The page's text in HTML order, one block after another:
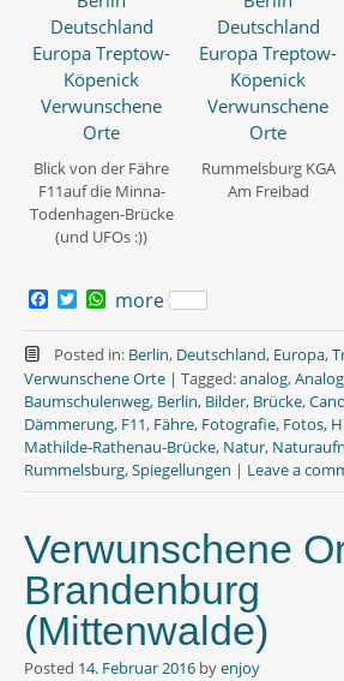
Blick von der Fähre
F11auf die Minna-
Todenhagen-Brücke
(und UFOs :))
Rummelsburg KGA
Am Freibad
c
e
b
o
o
k
T
i
t
t
e
r
W
a
t
s
A
p
p
more
Posted in: Berlin, Deutschland, Europa,
Verwunschene Orte | Tagged:analog,
Baumschulenweg, Berlin, Bilder, Brücke,
Dämmerung, F11, Fähre, Fotografie, Fotos,
Mathilde-Rathenau-Brücke, Natur,
Rummelsburg,Spiegellungen | Leave a
Verwunschene
Brandenburg
(Mittenwalde)
Posted 14. Februar 2016 byenjoy